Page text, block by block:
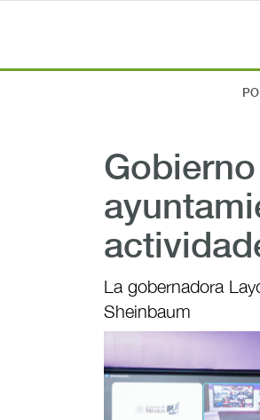
La gobernadora
Sheinbaum